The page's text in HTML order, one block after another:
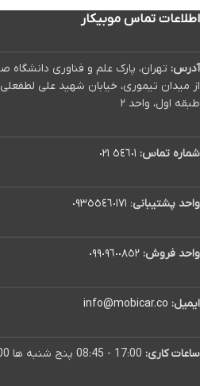
اطلاعات تماس موبیکار
آدرس: تهران، پارک علم و فناوری دانشگاه
طبقه اول، واحد ۲
شماره تماس: ٥٤٦٠١ ٠٢١
واحد پشتیبانی: ٠٩٣٥٥٤٦٠١٧١
واحد فروش: ٠٩٩٠٩٦٠٠٨٥٢
ایمیل: info@mobicar.co
ساعات کاری: